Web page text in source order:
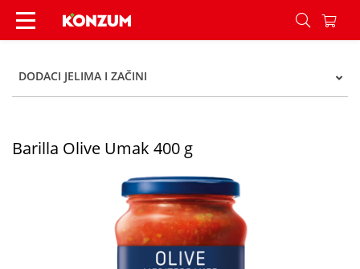
Barilla Olive Umak 400 g - Konzum
DODACI JELIMA I ZAČINI
Barilla Olive Umak 400 g